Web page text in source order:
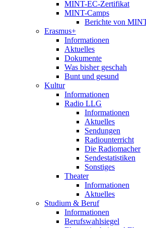
MINT-EC-Zertifikat
MINT-Camps
Berichte von
Erasmus+
Informationen
Aktuelles
Dokumente
Was bisher geschah
Bunt und gesund
Kultur
Informationen
Radio LLG
Informationen
Aktuelles
Sendungen
Radiounterricht
Die Radiomacher
Sendestatistiken
Sonstiges
Theater
Informationen
Aktuelles
Studium & Beruf
Informationen
Berufswahlsiegel